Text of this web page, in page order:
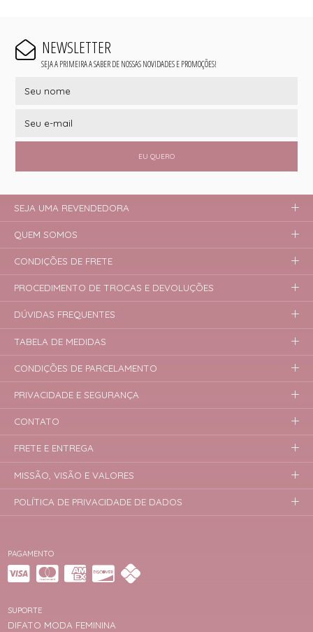
NEWSLETTER
SEJA A PRIMEIRA A SABER DE NOSSAS NOVIDADES E PROMOÇÕES!
EU QUERO
PAGAMENTO
SUPORTE
DIFATO MODA FEMININA
SEJA UMA REVENDEDORA
QUEM SOMOS
CONDIÇÕES DE FRETE
PROCEDIMENTO DE TROCAS E DEVOLUÇÕES
DÚVIDAS FREQUENTES
TABELA DE MEDIDAS
CONDIÇÕES DE PARCELAMENTO
PRIVACIDADE E SEGURANÇA
CONTATO
FRETE E ENTREGA
MISSÃO, VISÃO E VALORES
POLÍTICA DE PRIVACIDADE DE DADOS